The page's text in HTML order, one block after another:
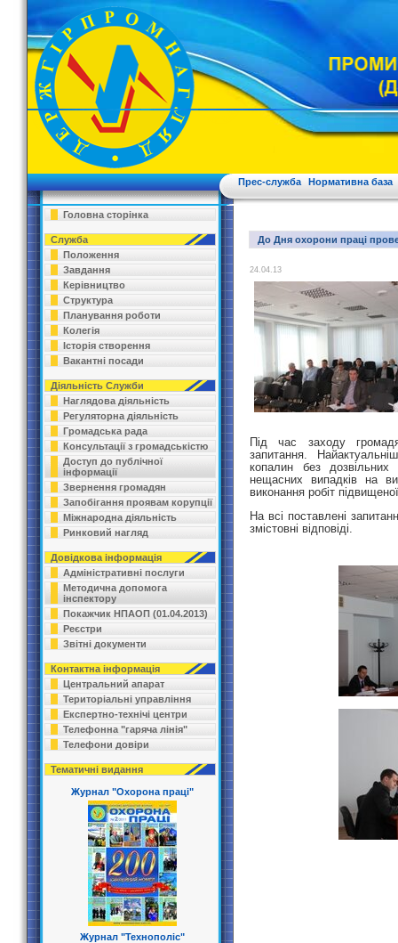
Прес-служба Нормативна база
Головна сторінка
Служба
Положення
Завдання
Керівництво
Структура
Планування роботи
Колегія
Історія створення
Вакантні посади
Діяльність Служби
Наглядова діяльність
Регуляторна діяльність
Громадська рада
Консультації з громадськістю
Доступ до публічної
інформації
Звернення громадян
Запобігання проявам корупції
Міжнародна діяльність
Ринковий нагляд
Довідкова інформація
Адміністративні послуги
Методична допомога
інспектору
Покажчик НПАОП (01.04.2013)
Реєстри
Звітні документи
Контактна інформація
Центральний апарат
Територіальні управління
Експертно-технічі центри
Телефонна "гаряча лінія"
Телефони довіри
Тематичні видання
Журнал "Охорона праці"
Журнал "Технополіс"
До Дня охорони праці
24.04.13
Під час заходу
запитання.
копалин без дозвільних
нещасних випадків на
виконання робіт
На всі поставлені
змістовні відповіді.